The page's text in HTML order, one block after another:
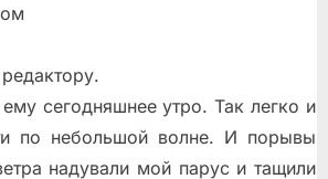
сегодняшнее утро. Так легко и
по небольшой волне. И порывы
надували мой парус и тащили